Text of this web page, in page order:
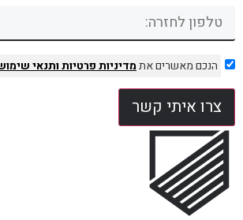
הנכם מאשרים אתמדיניות פרטיותותנאי שימוש
צרו איתי קשר